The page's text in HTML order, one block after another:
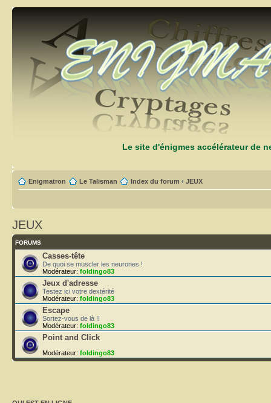
Le site d'énigmes accélérateur de
Enigmatron Le Talisman Index du forum ‹ JEUX
JEUX
FORUMS
Casses-tête
De quoi se muscler les neurones !
Modérateur: foldingo83
Jeux d'adresse
Testez ici votre dextérité
Modérateur: foldingo83
Escape
Sortez-vous de là !!
Modérateur: foldingo83
Point and Click
Modérateur: foldingo83